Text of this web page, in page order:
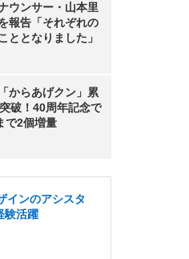
ウンサー・山本里
報告「それぞれの
ととなりました」
からあげクン」累
破！40周年記念で
で2個増量
インのアシスタ
験活躍